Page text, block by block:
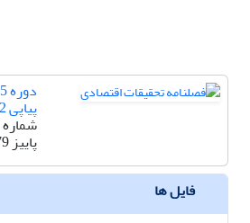
پیاپی 2
شماره 57 - پاییز و زمستان 79
پاییز 1379
فایل ها